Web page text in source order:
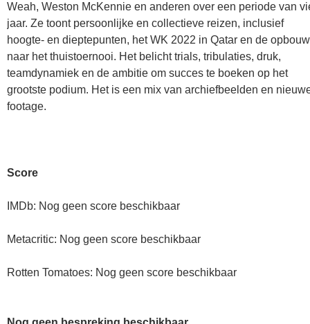
Weah, Weston McKennie en anderen over een periode van
jaar. Ze toont persoonlijke en collectieve reizen, inclusief
hoogte- en dieptepunten, het WK 2022 in Qatar en de opbouw
naar het thuistoernooi. Het belicht trials, tribulaties, druk,
teamdynamiek en de ambitie om succes te boeken op het
grootste podium. Het is een mix van archiefbeelden en
footage.
Score
IMDb: Nog geen score beschikbaar
Metacritic: Nog geen score beschikbaar
Rotten Tomatoes: Nog geen score beschikbaar